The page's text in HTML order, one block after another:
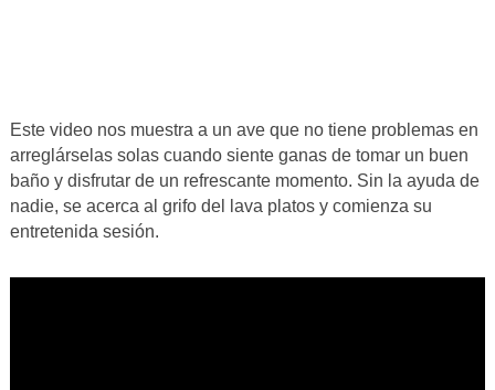
Este video nos muestra a un ave que no tiene problemas en
arreglárselas solas cuando siente ganas de tomar un buen
baño y disfrutar de un refrescante momento. Sin la ayuda de
nadie, se acerca al grifo del lava platos y comienza su
entretenida sesión.